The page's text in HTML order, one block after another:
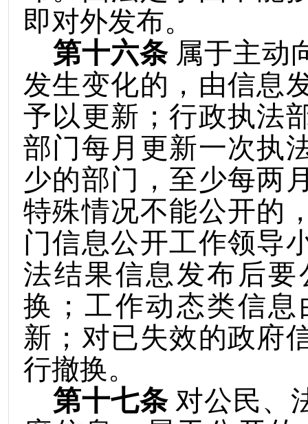
即对外发布。
第十六条 属于主动
发生变化的，由信息
予以更新；行政执法
部门每月更新一次执
少的部门，至少每两
特殊情况不能公开的
门信息公开工作领导
法结果信息发布后
换；工作动态类信
新；对已失效的政府
行撤换。
第十七条 对公民、